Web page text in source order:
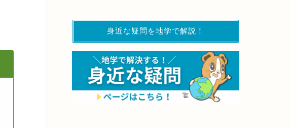
身近な疑問を地学で解説！